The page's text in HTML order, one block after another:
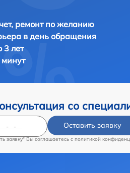
ремонт по желанию
в день обращения
3 лет
со
Оставить заявку
заявку" Вы соглашаетесь c политикой